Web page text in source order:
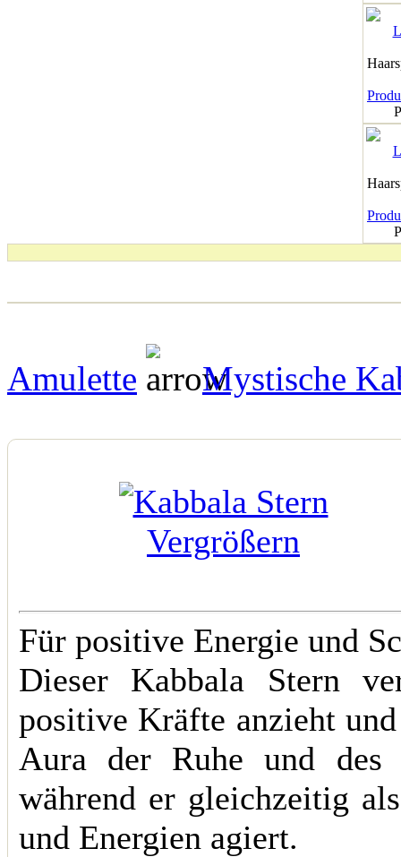
Amulette Mystische
Vergrößern
Für positive Energie und
Dieser Kabbala Stern
positive Kräfte anzieht
Aura der Ruhe und des
während er gleichzeitig
und Energien agiert.